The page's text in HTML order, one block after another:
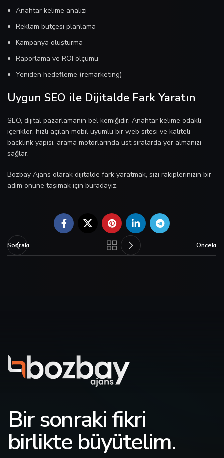
Anahtar kelime analizi
Reklam bütçesi planlama
Kampanya oluşturma
Raporlama ve ROI ölçümü
Yeniden hedefleme (remarketing)
Uygun SEO ile Dijitalde Fark Yaratın
SEO, dijital pazarlamanın bel kemiğidir. Anahtar kelime odaklı
içerikler, hızlı açılan mobil uyumlu bir web sitesi ve kaliteli
backlink yapısı, arama motorlarında üst sıralarda yer almanızı
sağlar.
Bozbay Ajans olarak dijitalde fark yaratmak, sizi rakiplerinizin bir
adım önüne taşımak için buradayız.
Sonraki Önceki
Bir sonraki fikri
birlikte büyütelim.